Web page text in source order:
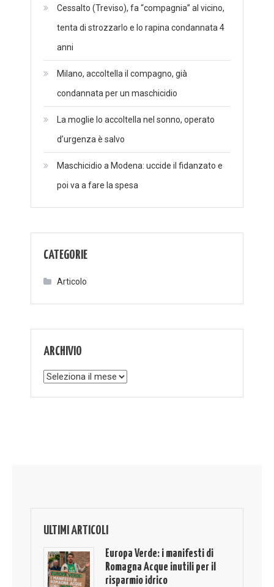
Cessalto (Treviso), fa “compagnia” al vicino,
tenta di strozzarlo e lo rapina condannata 4
anni
Milano, accoltella il compagno, già
condannata per un maschicidio
La moglie lo accoltella nel sonno, operato
d’urgenza è salvo
Maschicidio a Modena: uccide il fidanzato e
poi va a fare la spesa
CATEGORIE
Articolo
ARCHIVIO
Archivio
ULTIMI ARTICOLI
Europa Verde: i manifesti di
Romagna Acque inutili per il
risparmio idrico